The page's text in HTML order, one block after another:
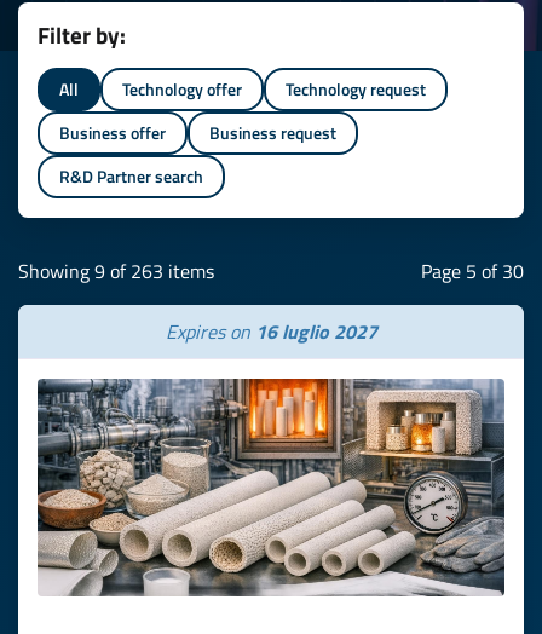
Filter by:
All Technology offer
Technology request
Business offer
Business request
R&D Partner search
Showing 9 of 263 items Page 5 of 30
Expires on 16 luglio 2027